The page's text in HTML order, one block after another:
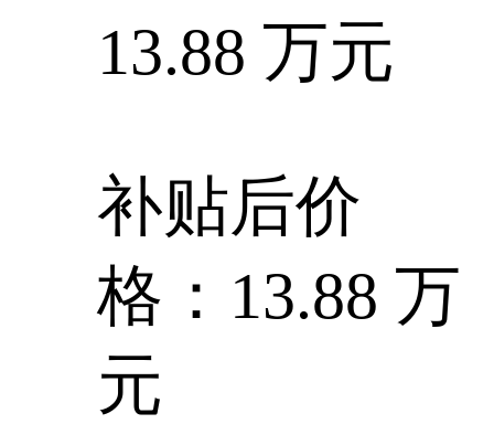
13.88 万元
补贴后价
格：13.88 万
元